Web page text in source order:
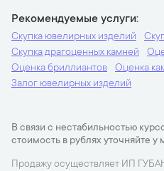
Рекомендуемые услуги
Скупка ювелирных изделий
Скупка драгоценных камней
Оценка бриллиантов
Оценка
Залог ювелирных изделий
В связи с нестабильностью
стоимость в рублях уточняйте
Продажу осуществляет ИП